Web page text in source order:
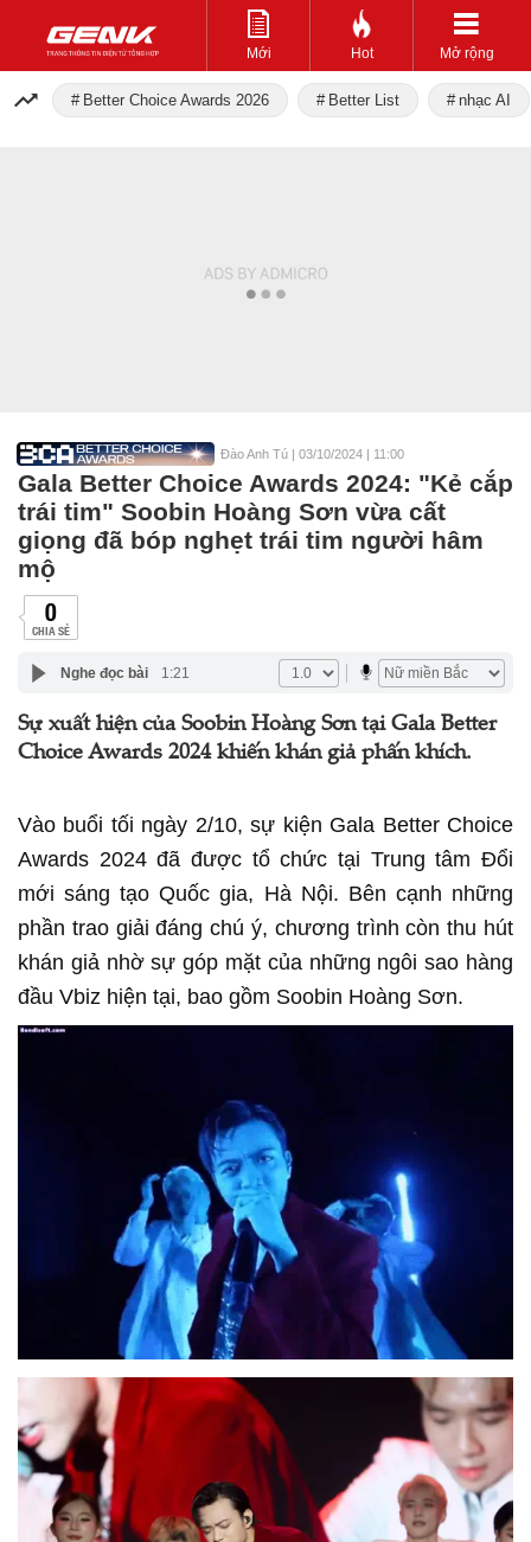
Mới Hot Mở rộng
Better Choice Awards 2026 Better List nhạc AI
Đào Anh Tú | 03/10/2024 | 11:00
Gala Better Choice Awards 2024: "Kẻ cắp
trái tim" Soobin Hoàng Sơn vừa cất
giọng đã bóp nghẹt trái tim người hâm
mộ
0
CHIA SẺ
Nghe đọc bài 1:21
Sự xuất hiện của Soobin Hoàng Sơn tại Gala Better
Choice Awards 2024 khiến khán giả phấn khích.
Vào buổi tối ngày 2/10, sự kiện Gala Better Choice
Awards 2024 đã được tổ chức tại Trung tâm Đổi
mới sáng tạo Quốc gia, Hà Nội. Bên cạnh những
phần trao giải đáng chú ý, chương trình còn thu hút
khán giả nhờ sự góp mặt của những ngôi sao hàng
đầu Vbiz hiện tại, bao gồm Soobin Hoàng Sơn.